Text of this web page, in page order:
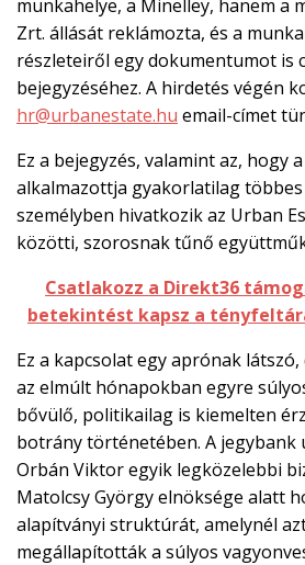
munkahelye, a Minelley, hanem a
Zrt. állását reklámozta, és a
részleteiről egy dokumentumot is
bejegyzéséhez. A hirdetés végén
hr@urbanestate.hu email-címet
Ez a bejegyzés, valamint az, hogy
alkalmazottja gyakorlatilag többes
személyben hivatkozik az Urban
közötti, szorosnak tűnő
Csatlakozz a Direkt36
betekintést kapsz a
Ez a kapcsolat egy aprónak
az elmúlt hónapokban egyre
bővülő, politikailag is kiemelten
botrány történetében. A jegybank
Orbán Viktor egyik legközelebbi
Matolcsy György elnöksége alatt
alapítványi struktúrát, amelynél
megállapították a súlyos